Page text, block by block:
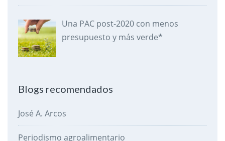
Una PAC post-2020 con menos
presupuesto y más verde*
Blogs recomendados
José A. Arcos
Periodismo agroalimentario